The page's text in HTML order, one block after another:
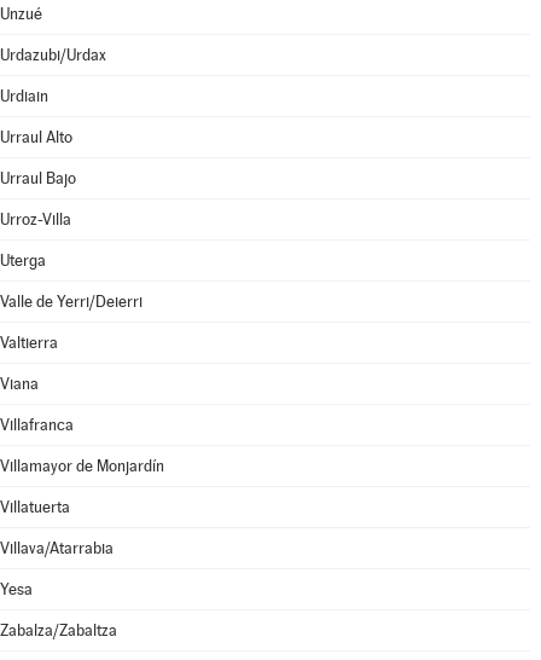
Unzué
Urdazubi/Urdax
Urdiain
Urraul Alto
Urraul Bajo
Urroz-Villa
Uterga
Valle de Yerri/Deierri
Valtierra
Viana
Villafranca
Villamayor de Monjardín
Villatuerta
Villava/Atarrabia
Yesa
Zabalza/Zabaltza